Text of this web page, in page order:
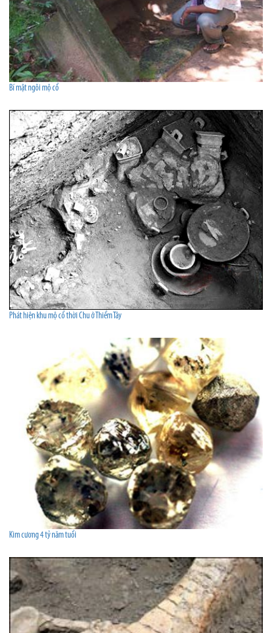
Bí mật ngôi mộ cổ
Phát hiện khu mộ cổ thời Chu ở Thiểm Tây
Kim cương 4 tỷ năm tuổi